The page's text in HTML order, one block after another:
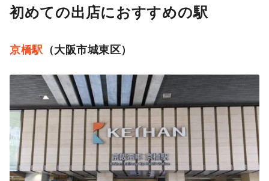
初めての出店におすすめの駅
京橋駅 （大阪市城東区）